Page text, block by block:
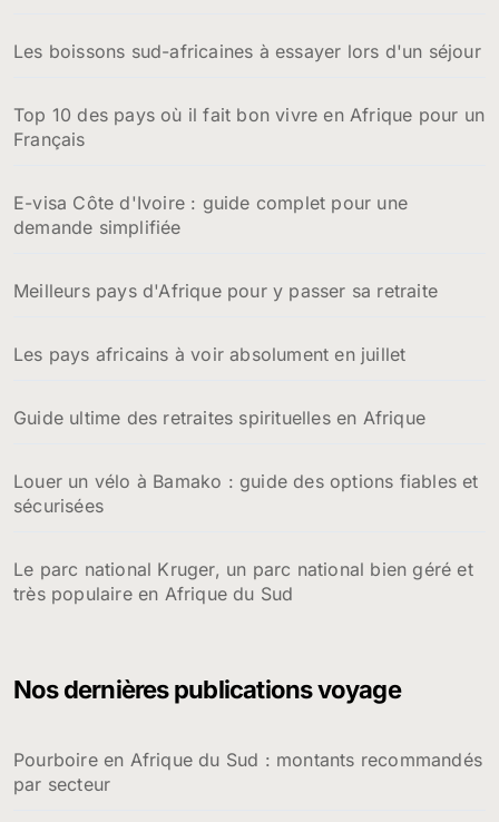
Les boissons sud-africaines à essayer lors d'un séjour
Top 10 des pays où il fait bon vivre en Afrique pour un
Français
E-visa Côte d'Ivoire : guide complet pour une
demande simplifiée
Meilleurs pays d'Afrique pour y passer sa retraite
Les pays africains à voir absolument en juillet
Guide ultime des retraites spirituelles en Afrique
Louer un vélo à Bamako : guide des options fiables et
sécurisées
Le parc national Kruger, un parc national bien géré et
très populaire en Afrique du Sud
Nos dernières publications voyage
Pourboire en Afrique du Sud : montants recommandés
par secteur